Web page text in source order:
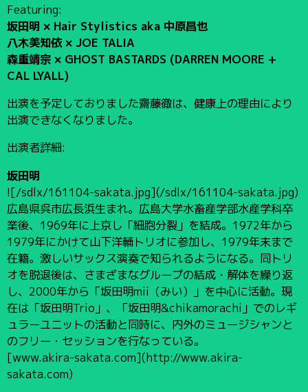
Featuring:
坂田明 × Hair Stylistics aka 中原昌也
八木美知依 × JOE TALIA
森重靖宗 × GHOST BASTARDS (DARREN MOORE +
CAL LYALL)
出演を予定しておりました齋藤徹は、健康上の理由により
出演できなくなりました。
出演者詳細:
坂田明
![/sdlx/161104-sakata.jpg](/sdlx/161104-sakata.jpg)
広島県呉市広長浜生まれ。広島大学水畜産学部水産学科卒
業後、1969年に上京し「細胞分裂」を結成。1972年から
1979年にかけて山下洋輔トリオに参加し、1979年末まで
在籍。激しいサックス演奏で知られるようになる。同トリ
オを脱退後は、さまざまなグループの結成・解体を繰り返
し、2000年から「坂田明mii（みい）」を中心に活動。現
在は「坂田明Trio」、「坂田明&chikamorachi」でのレギ
ュラーユニットの活動と同時に、内外のミュージシャンと
のフリー・セッションを行なっている。
[www.akira-sakata.com](http://www.akira-
sakata.com)